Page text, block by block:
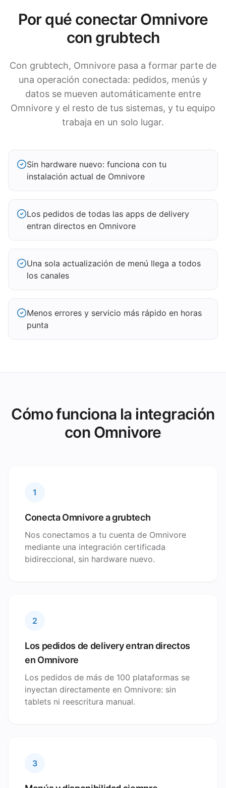
Por qué conectar Omnivore
con grubtech
Con grubtech, Omnivore pasa a formar parte de
una operación conectada: pedidos, menús y
datos se mueven automáticamente entre
Omnivore y el resto de tus sistemas, y tu equipo
trabaja en un solo lugar.
Sin hardware nuevo: funciona con tu
instalación actual de Omnivore
Los pedidos de todas las apps de delivery
entran directos en Omnivore
Una sola actualización de menú llega a todos
los canales
Menos errores y servicio más rápido en horas
punta
Cómo funciona la integración
con Omnivore
1
Conecta Omnivore a grubtech
Nos conectamos a tu cuenta de Omnivore
mediante una integración certificada
bidireccional, sin hardware nuevo.
2
Los pedidos de delivery entran directos
en Omnivore
Los pedidos de más de 100 plataformas se
inyectan directamente en Omnivore: sin
tablets ni reescritura manual.
3